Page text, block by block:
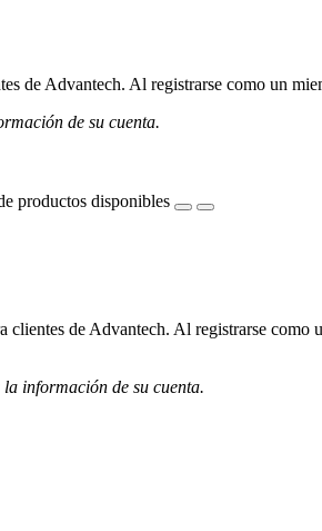
de Advantech. Al registrarse como un
de su cuenta.
productos disponibles
de Advantech. Al registrarse
información de su cuenta.